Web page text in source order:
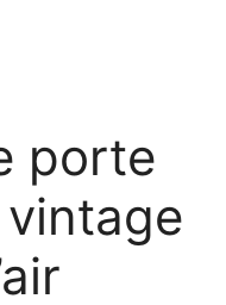
porte